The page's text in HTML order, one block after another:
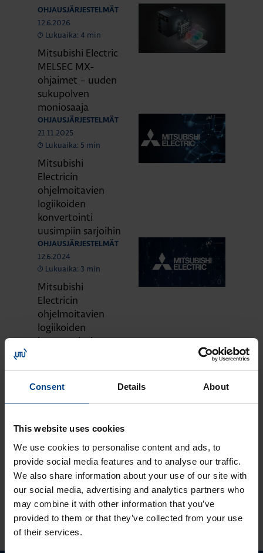
Consent Details About
This website uses cookies
We use cookies to personalise content and ads, to
provide social media features and to analyse our traffic.
We also share information about your use of our site with
our social media, advertising and analytics partners who
may combine it with other information that you’ve
provided to them or that they’ve collected from your use
of their services.
OHJAUSJÄRJESTELMÄT
12.6.2026
Lukuaika: 4 min
Mitsubishi Electric
MELSEC MX-
ohjaimet – uuden
sukupolven
moniosaaja
OHJAUSJÄRJESTELMÄT
21.11.2025
Lukuaika: 5 min
Mitsubishi
Electricin
ohjelmoitavien
logiikoiden
konvertointi
uusimpiin sarjoihin
OHJAUSJÄRJESTELMÄT
12.6.2024
Lukuaika: 3 min
Mitsubishi
Electricin
ohjelmoitavien
logiikoiden
konvertointi
12.9.2023
Lukuaika: 1 min
Tutustu ja ota
MyMitsubishi web-
portaali